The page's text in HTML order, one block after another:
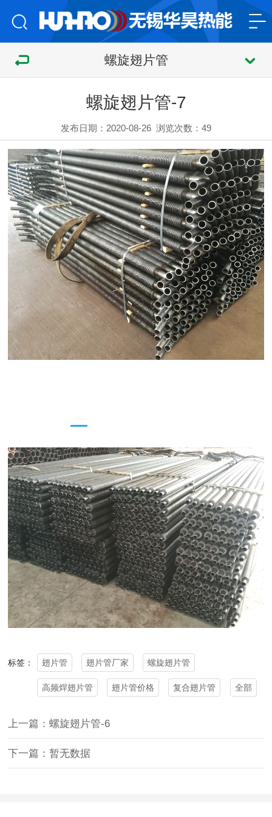
螺旋翅片管
螺旋翅片管-7
发布日期：2020-08-26 浏览次数：49
标签： 翅片管 翅片管厂家 螺旋翅片管
高频焊翅片管 翅片管价格 复合翅片管 全部
上一篇：螺旋翅片管-6
下一篇：暂无数据